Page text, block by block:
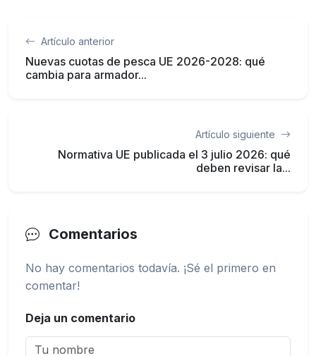
Artículo anterior
Nuevas cuotas de pesca UE 2026-2028: qué
cambia para armador...
Artículo siguiente
Normativa UE publicada el 3 julio 2026: qué
deben revisar la...
Comentarios
No hay comentarios todavía. ¡Sé el primero en
comentar!
Deja un comentario